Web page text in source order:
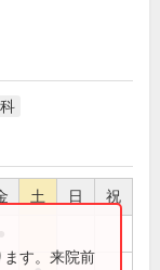
土 日 祝
す。来院前